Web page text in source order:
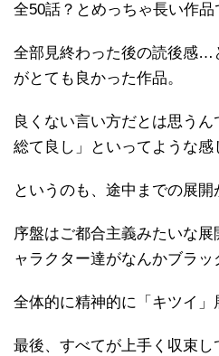
全50話？とめっちゃ長い作品
全部見終わった後の読後感…
がとても良かった作品。
良くない言い方だとは思う
総て良し」といってような感
というのも、途中までの展
序盤はご都合主義みたいな
ャラクター達がなんかブラッ
全体的に精神的に「キツイ
最後、すべてが上手く収束